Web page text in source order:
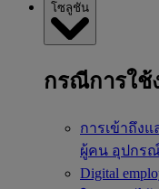
โซลูชัน
กรณีการใช้
การเข้าถึง
ผู้คน อุปกร
Digital